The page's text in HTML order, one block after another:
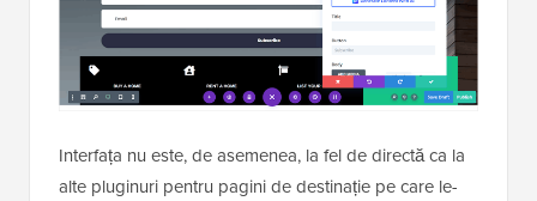
Interfața nu este, de asemenea, la fel de directă ca la
alte pluginuri pentru pagini de destinație pe care le-